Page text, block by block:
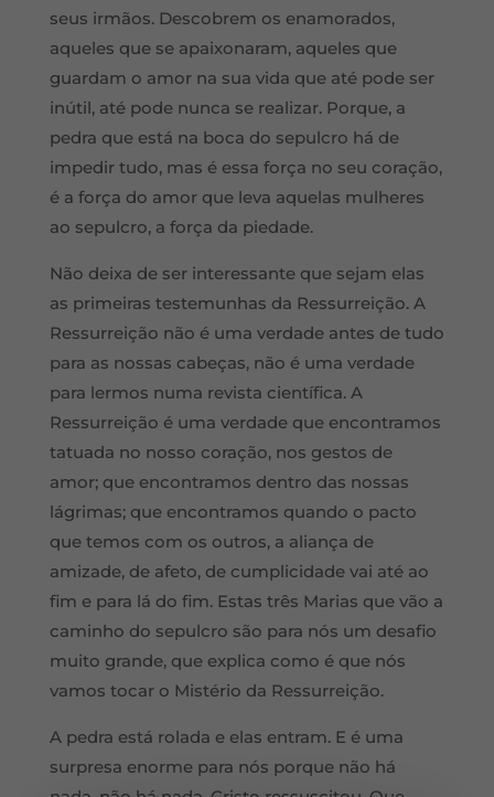
seus irmãos. Descobrem os enamorados,
aqueles que se apaixonaram, aqueles que
guardam o amor na sua vida que até pode ser
inútil, até pode nunca se realizar. Porque, a
pedra que está na boca do sepulcro há de
impedir tudo, mas é essa força no seu coração,
é a força do amor que leva aquelas mulheres
ao sepulcro, a força da piedade.
Não deixa de ser interessante que sejam elas
as primeiras testemunhas da Ressurreição. A
Ressurreição não é uma verdade antes de tudo
para as nossas cabeças, não é uma verdade
para lermos numa revista científica. A
Ressurreição é uma verdade que encontramos
tatuada no nosso coração, nos gestos de
amor; que encontramos dentro das nossas
lágrimas; que encontramos quando o pacto
que temos com os outros, a aliança de
amizade, de afeto, de cumplicidade vai até ao
fim e para lá do fim. Estas três Marias que vão a
caminho do sepulcro são para nós um desafio
muito grande, que explica como é que nós
vamos tocar o Mistério da Ressurreição.
A pedra está rolada e elas entram. E é uma
surpresa enorme para nós porque não há